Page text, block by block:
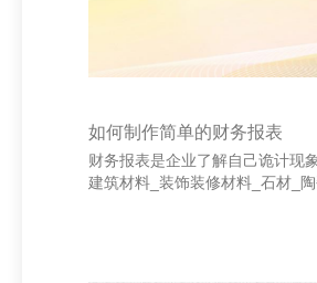
如何制作简单的财务报表
财务报表是企业了解自己诡计现
建筑材料_装饰装修材料_石材_